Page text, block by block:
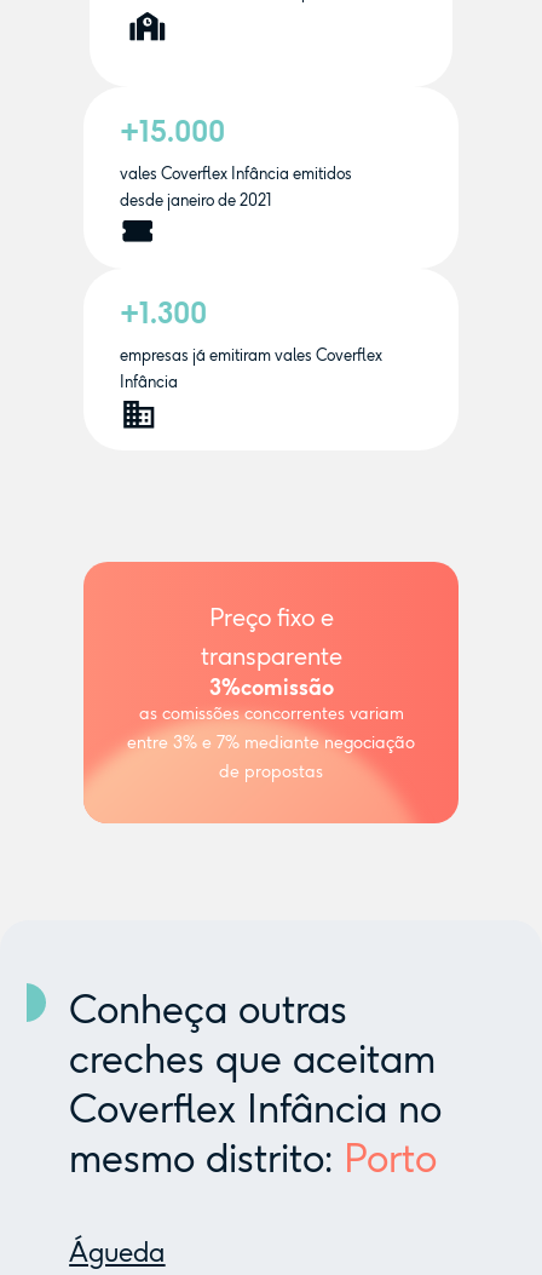
+15.000
vales Coverflex Infância emitidos
desde janeiro de 2021
+1.300
empresas já emitiram vales Coverflex
Infância
Preço fixo e
transparente
3%comissão
as comissões concorrentes variam
entre 3% e 7% mediante negociação
de propostas
Conheça outras
creches que aceitam
Coverflex Infância no
mesmo distrito: Porto
Águeda